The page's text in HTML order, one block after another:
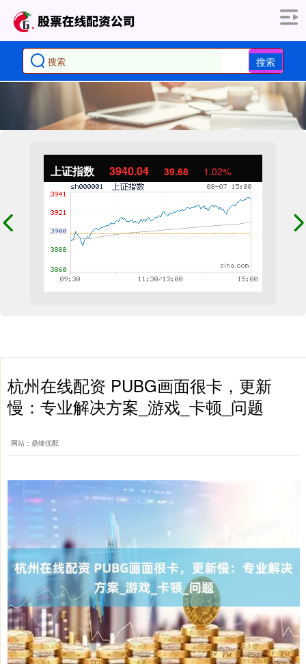
搜索
上证指数 3940.04 39.68 1.02%
杭州在线配资 PUBG画面很卡，更新
慢：专业解决方案_游戏_卡顿_问题
网站：鼎锋优配